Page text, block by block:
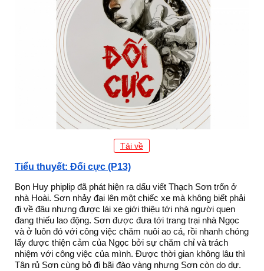
Tải về
Tiểu thuyết: Đối cực (P13)
Bọn Huy phiplip đã phát hiện ra dấu viết Thạch Sơn trốn ở
nhà Hoài. Sơn nhảy đại lên một chiếc xe mà không biết phải
đi về đâu nhưng được lái xe giới thiệu tới nhà người quen
đang thiếu lao động. Sơn được đưa tới trang trại nhà Ngọc
và ở luôn đó với công việc chăm nuôi ao cá, rồi nhanh chóng
lấy được thiện cảm của Ngọc bởi sự chăm chỉ và trách
nhiệm với công việc của mình. Được thời gian không lâu thì
Tân rủ Sơn cùng bỏ đi bãi đào vàng nhưng Sơn còn do dự.